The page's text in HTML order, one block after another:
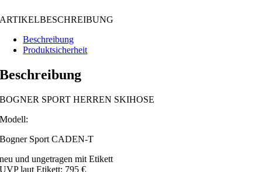
ARTIKELBESCHREIBUNG
Beschreibung
Produktsicherheit
Beschreibung
BOGNER SPORT HERREN SKIHOSE
Modell:
Bogner Sport CADEN-T
neu und ungetragen mit Etikett
UVP laut Etikett: 795 €